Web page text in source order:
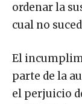
ordenar la
cual no
El
parte de la
el perjuicio